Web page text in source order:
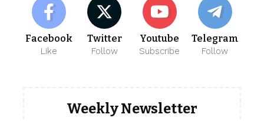
Facebook
Like
Twitter
Follow
Youtube
Subscribe
Telegram
Follow
Weekly Newsletter